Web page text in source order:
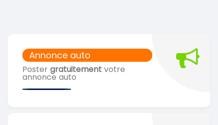
Annonce auto
Poster gratuitement votre
annonce auto